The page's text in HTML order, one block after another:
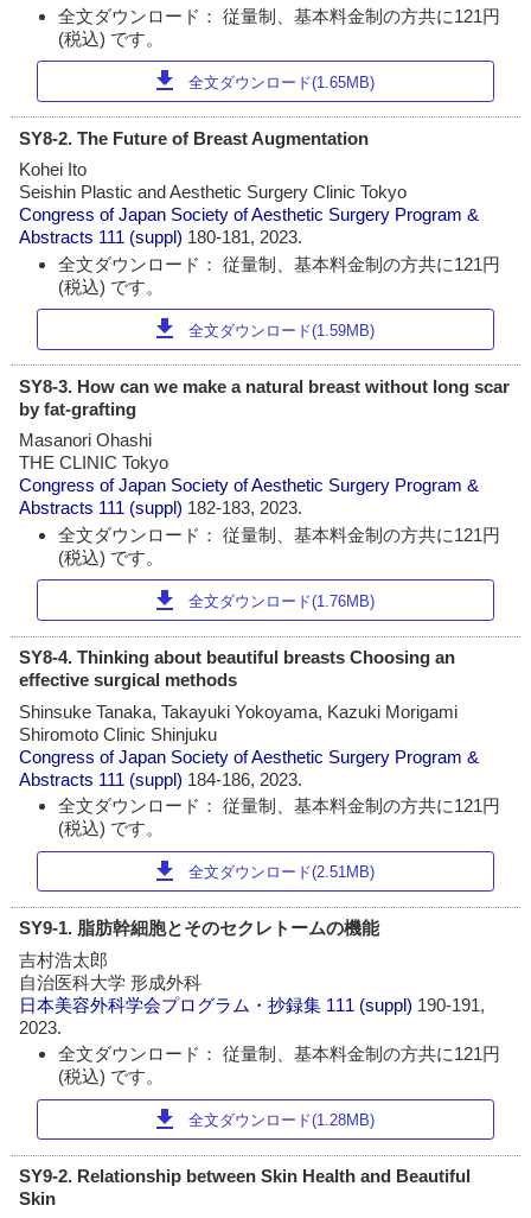
全文ダウンロード： 従量制、基本料金制の方共に121円
(税込) です。
download 全文ダウンロード(1.65MB)
SY8-2. The Future of Breast Augmentation
Kohei Ito
Seishin Plastic and Aesthetic Surgery Clinic Tokyo
Congress of Japan Society of Aesthetic Surgery Program &
Abstracts 111 (suppl) 180-181, 2023.
全文ダウンロード： 従量制、基本料金制の方共に121円
(税込) です。
download 全文ダウンロード(1.59MB)
SY8-3. How can we make a natural breast without long scar
by fat-grafting
Masanori Ohashi
THE CLINIC Tokyo
Congress of Japan Society of Aesthetic Surgery Program &
Abstracts 111 (suppl) 182-183, 2023.
全文ダウンロード： 従量制、基本料金制の方共に121円
(税込) です。
download 全文ダウンロード(1.76MB)
SY8-4. Thinking about beautiful breasts Choosing an
effective surgical methods
Shinsuke Tanaka, Takayuki Yokoyama, Kazuki Morigami
Shiromoto Clinic Shinjuku
Congress of Japan Society of Aesthetic Surgery Program &
Abstracts 111 (suppl) 184-186, 2023.
全文ダウンロード： 従量制、基本料金制の方共に121円
(税込) です。
download 全文ダウンロード(2.51MB)
SY9-1. 脂肪幹細胞とそのセクレトームの機能
吉村浩太郎
自治医科大学 形成外科
日本美容外科学会プログラム・抄録集 111 (suppl) 190-191,
2023.
全文ダウンロード： 従量制、基本料金制の方共に121円
(税込) です。
download 全文ダウンロード(1.28MB)
SY9-2. Relationship between Skin Health and Beautiful
Skin